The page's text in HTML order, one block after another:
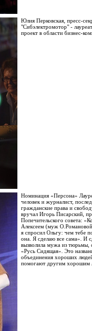
Юлия Перковская, пресс-
"Сибэлектромотор" -
проект в области бизнес-
Номинация «Персона»
человек и журналист,
гражданские права и
вручал Игорь Писарский,
Попечительского совета:
Алексеем (муж
я спросил Ольгу: чем тебе
она. Я сделаю все сама». И
вызволила мужа из тюрьмы,
«Русь Сидящая». Это
объединения хороших
помогают другим хорошим